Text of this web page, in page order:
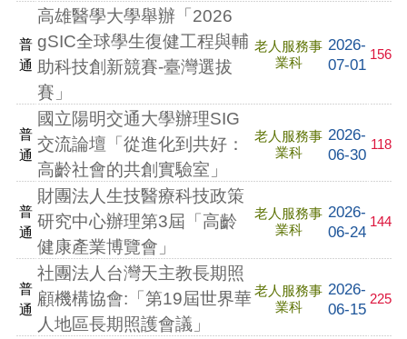
普
通
高雄醫學大學舉辦「2026
gSIC全球學生復健工程與輔
助科技創新競賽-臺灣選拔
賽」
老人服務事
業科
2026-
07-01
156
普
通
國立陽明交通大學辦理SIG
交流論壇「從進化到共好：
高齡社會的共創實驗室」
老人服務事
業科
2026-
06-30
118
普
通
財團法人生技醫療科技政策
研究中心辦理第3屆「高齡
健康產業博覽會」
老人服務事
業科
2026-
06-24
144
普
通
社團法人台灣天主教長期照
顧機構協會:「第19屆世界華
人地區長期照護會議」
老人服務事
業科
2026-
06-15
225